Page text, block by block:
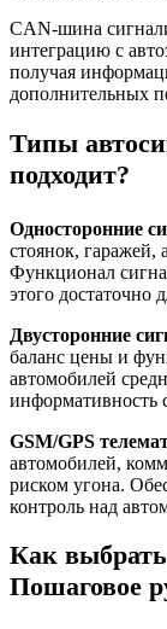
CAN-шина
интеграцию с
получая
дополнительных
Типы
подходит?
Односторонние
стоянок, гаражей,
Функционал
этого достаточно
Двусторонние
баланс цены и
автомобилей
информативность
GSM/GPS
автомобилей,
риском угона.
контроль над
Как
Пошаговое